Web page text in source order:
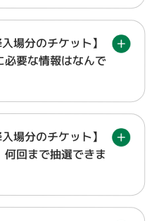
場分のチケット】
必要な情報はなんで
場分のチケット】
回まで抽選できま